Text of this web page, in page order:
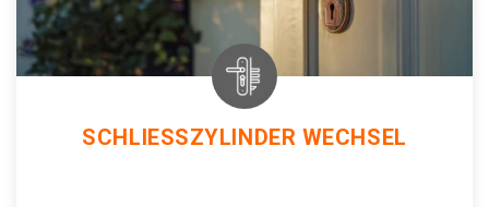
SCHLIESSZYLINDER WECHSEL